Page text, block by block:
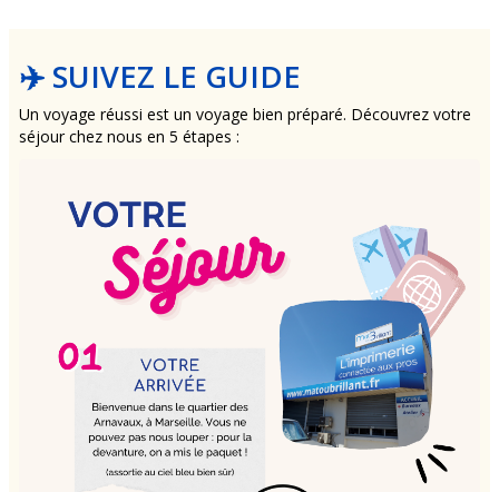
✈️ SUIVEZ LE GUIDE
Un voyage réussi est un voyage bien préparé. Découvrez votre
séjour chez nous en 5 étapes :